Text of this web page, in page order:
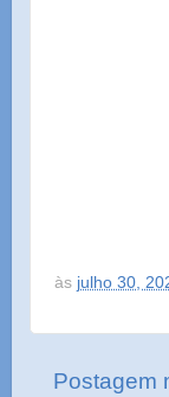
às julho 30,
Postagem